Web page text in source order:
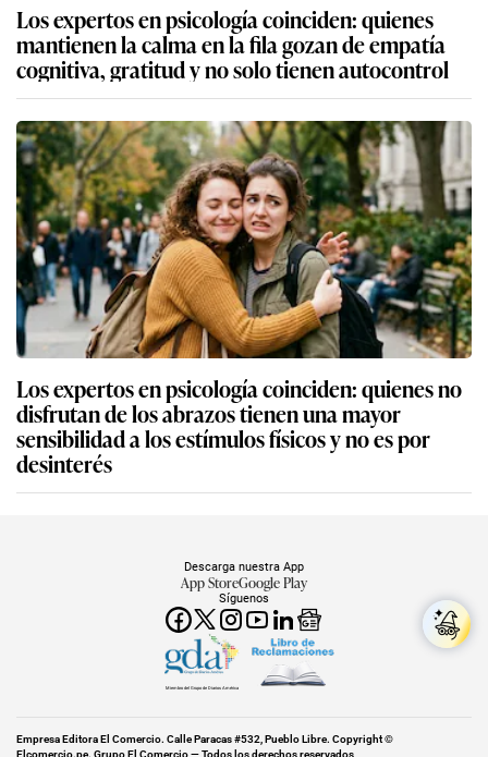
Los expertos en psicología coinciden: quienes
mantienen la calma en la fila gozan de empatía
cognitiva, gratitud y no solo tienen autocontrol
Los expertos en psicología coinciden: quienes no
disfrutan de los abrazos tienen una mayor
sensibilidad a los estímulos físicos y no es por
desinterés
Síguenos
Descarga nuestra App
App StoreGoogle Play
Miembro del Grupo de Diarios América
Empresa Editora El Comercio. Calle Paracas #532, Pueblo Libre. Copyright ©
Elcomercio.pe. Grupo El Comercio — Todos los derechos reservados